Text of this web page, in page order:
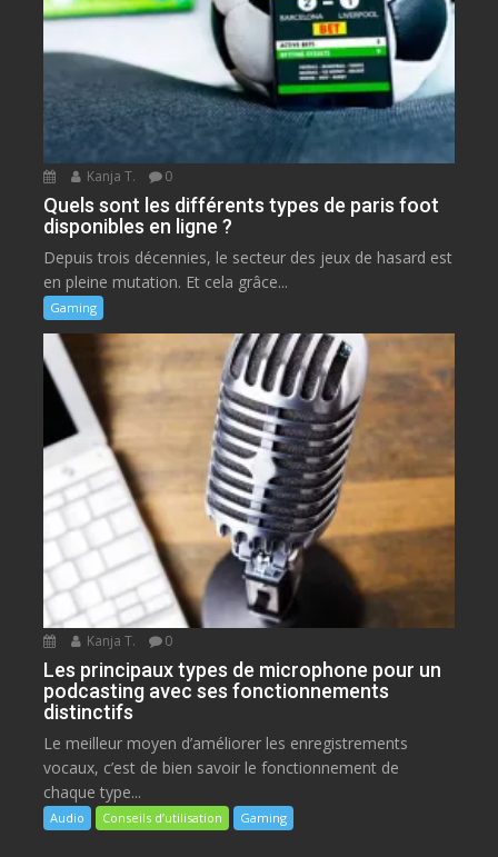
Kanja T. 0
Quels sont les différents types de paris foot
disponibles en ligne ?
Depuis trois décennies, le secteur des jeux de hasard est
en pleine mutation. Et cela grâce...
Gaming
Kanja T. 0
Les principaux types de microphone pour un
podcasting avec ses fonctionnements
distinctifs
Le meilleur moyen d’améliorer les enregistrements
vocaux, c’est de bien savoir le fonctionnement de
chaque type...
Audio Conseils d’utilisation Gaming